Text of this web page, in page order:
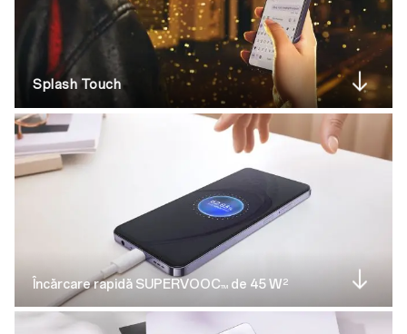
Splash Touch
Încărcare rapidă SUPERVOOCTM de 45 W2